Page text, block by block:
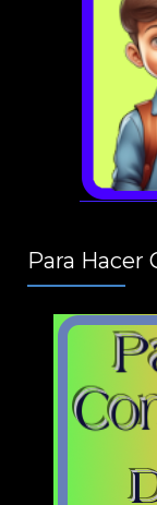
Para Hacer